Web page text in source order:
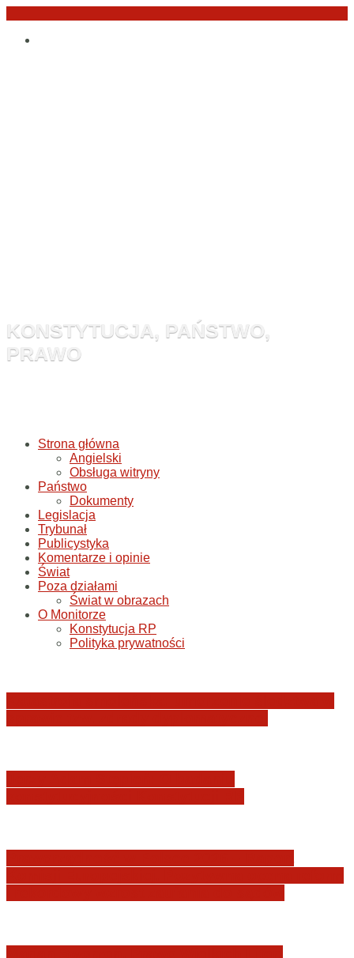
Przejdź
KONSTYTUCJA, PAŃSTWO,
PRAWO
Strona główna
Angielski
Obsługa witryny
Państwo
Dokumenty
Legislacja
Trybunał
Publicystyka
Komentarze i opinie
Świat
Poza działami
Świat w obrazach
O Monitorze
Konstytucja RP
Polityka prywatności